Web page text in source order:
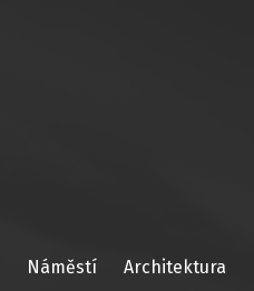
Náměstí Architektura